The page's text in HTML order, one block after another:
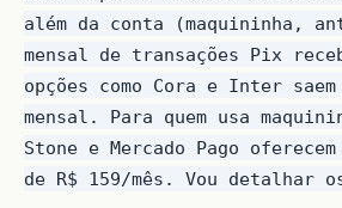
além da conta (maquininha,
mensal de transações Pix
opções como Cora e Inter
mensal. Para quem usa
Stone e Mercado Pago
de R$ 159/mês. Vou detalhar